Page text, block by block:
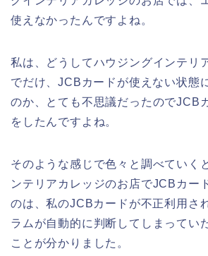
使えなかったんですよね。
私は、どうしてハウジングインテリ
でだけ、JCBカードが使えない状態
のか、とても不思議だったのでJCB
をしたんですよね。
そのような感じで色々と調べていく
ンテリアカレッジのお店でJCBカー
のは、私のJCBカードが不正利用さ
ラムが自動的に判断してしまってい
ことが分かりました。